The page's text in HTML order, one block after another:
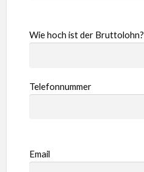
Wie hoch ist der Bruttolohn?
Telefonnummer
Email